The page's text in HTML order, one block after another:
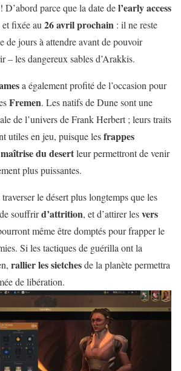
parce que la date del’earlyaccess
fixée au 26 avril prochain : il ne reste
de jours à attendre avant de pouvoir
– les dangereux sables d’Arakkis.
a également profité de l’occasion pour
Fremen. Les natifs de Dune sont une
de l’univers de Frank Herbert ; leurs traits
utiles en jeu, puisque lesfrappes
maîtrisedudesertleur permettront de venir
plus puissantes.
le désert plus longtemps que les
souffrird’attrition, et d’attirer lesvers
même être domptés pour frapper le
Si les tactiques de guérilla ont la
rallier les sietchesde la planète permettra
de libération.